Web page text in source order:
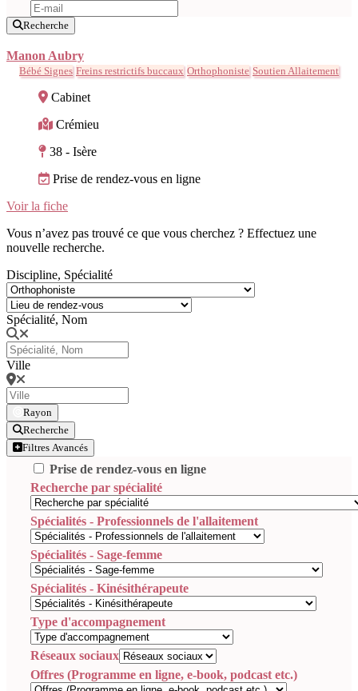
Recherche
Manon Aubry
Bébé Signes Freins restrictifs buccaux Orthophoniste Soutien Allaitement
Cabinet
Crémieu
38 - Isère
Prise de rendez-vous en ligne
Voir la fiche
Vous n’avez pas trouvé ce que vous cherchez ? Effectuez une
nouvelle recherche.
Discipline, Spécialité
Spécialité, Nom
Ville
Rayon
Recherche
Filtres Avancés
Prise de rendez-vous en ligne
Recherche par spécialité
Spécialités - Professionnels de l'allaitement
Spécialités - Sage-femme
Spécialités - Kinésithérapeute
Type d'accompagnement
Réseaux sociaux
Offres (Programme en ligne, e-book, podcast etc.)